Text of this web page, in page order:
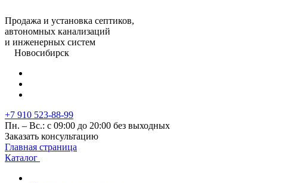
Продажа и установка септиков,
автономных канализаций
и инженерных систем
Новосибирск
+7 910 523-88-99
Пн. – Вс.: с 09:00 до 20:00 без выходных
Заказать консультацию
Главная страница
Каталог